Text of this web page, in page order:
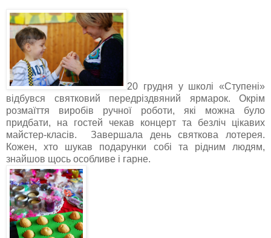
20 грудня у школі «Ступені»
відбувся святковий передріздвяний ярмарок. Окрім
розмаїття виробів ручної роботи, які можна було
придбати, на гостей чекав концерт та безліч цікавих
майстер-класів. Завершала день святкова лотерея.
Кожен, хто шукав подарунки собі та рідним людям,
знайшов щось особливе і гарне.